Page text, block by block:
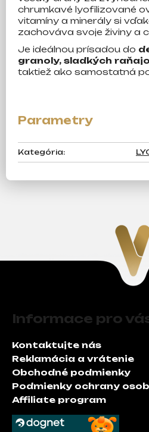
chrumkavé lyofilizované
vitamíny a minerály si
zachováva svoje živiny a
Je ideálnou prísadou do
granoly, sladkých
taktiež ako samostatná
Kategória:
Informace pro
Kontaktujte nás
Reklamácia a vrátenie
Obchodné podmienky
Podmienky ochrany
Affiliate program